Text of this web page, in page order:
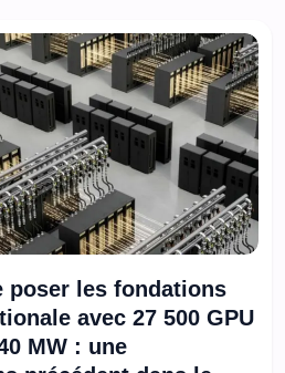
poser les fondations
avec 27 500 GPU
MW : une